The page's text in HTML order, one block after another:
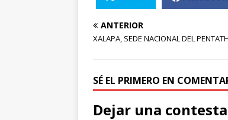
ANTERIOR
XALAPA, SEDE NACIONAL DEL
SÉ EL PRIMERO EN
Dejar una